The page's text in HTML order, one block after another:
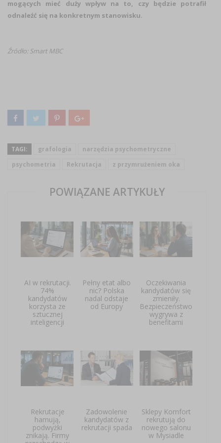
mogących mieć duży wpływ na to, czy będzie potrafił
odnaleźć się na konkretnym stanowisku.
Źródło: Smart MBC
TAGI: grafologia
narzędzia psychometryczne
psychometria
Rekrutacja z przymrużeniem oka
POWIĄZANE ARTYKUŁY
AI w rekrutacji.
74%
kandydatów
korzysta ze
sztucznej
inteligencji
Pełny etat albo
nic? Polska
nadal odstaje
od Europy
Oczekiwania
kandydatów się
zmieniły.
Bezpieczeństwo
wygrywa z
benefitami
Rekrutacje
hamują,
podwyżki
znikają. Firmy
Zadowolenie
kandydatów z
rekrutacji spada
Sklepy Komfort
rekrutują do
nowego salonu
w Mysiadle